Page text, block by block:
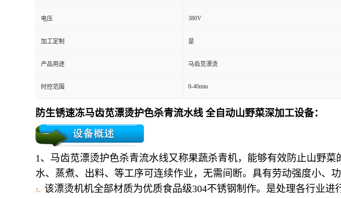
电压 380V
加工定制 是
产品用途 马齿苋漂烫
时控范围 0-40min
防生锈速冻马齿苋漂烫护色杀青流水线 全自动山野菜深加工设备：
1、马齿苋漂烫护色杀青流水线又称果蔬杀青机，能够有效防止山野
水、蒸煮、出料、等工序可连续作业，无需间断。具有劳动强度小、
2、 该漂烫机机全部材质为优质食品级304不锈钢制作。是处理各行业